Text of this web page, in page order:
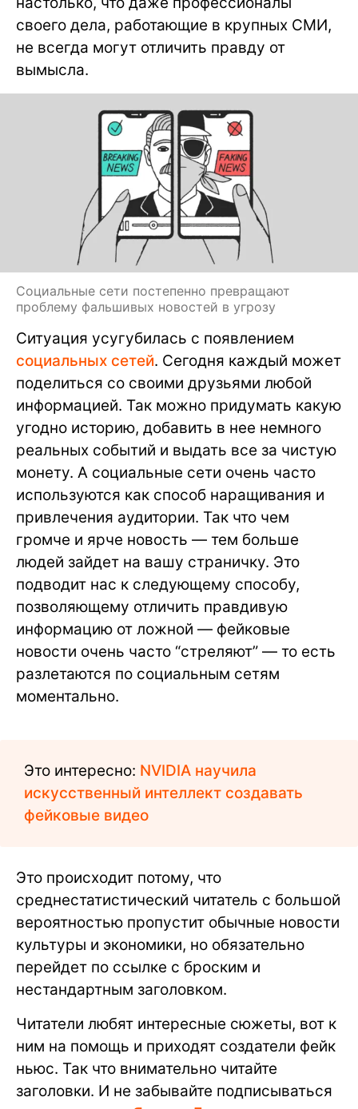
своего дела, работающие в крупных СМИ,
не всегда могут отличить правду от
вымысла.
Социальные сети постепенно превращают
проблему фальшивых новостей в угрозу
Ситуация усугубилась с появлением
социальных сетей. Сегодня каждый может
поделиться со своими друзьями любой
информацией. Так можно придумать какую
угодно историю, добавить в нее немного
реальных событий и выдать все за чистую
монету. А социальные сети очень часто
используются как способ наращивания и
привлечения аудитории. Так что чем
громче и ярче новость — тем больше
людей зайдет на вашу страничку. Это
подводит нас к следующему способу,
позволяющему отличить правдивую
информацию от ложной — фейковые
новости очень часто “стреляют” — то есть
разлетаются по социальным сетям
моментально.
Это интересно: NVIDIA научила
искусственный интеллект создавать
фейковые видео
Это происходит потому, что
среднестатистический читатель с большой
вероятностью пропустит обычные новости
культуры и экономики, но обязательно
перейдет по ссылке с броским и
нестандартным заголовком.
Читатели любят интересные сюжеты, вот к
ним на помощь и приходят создатели фейк
ньюс. Так что внимательно читайте
заголовки. И не забывайте подписываться